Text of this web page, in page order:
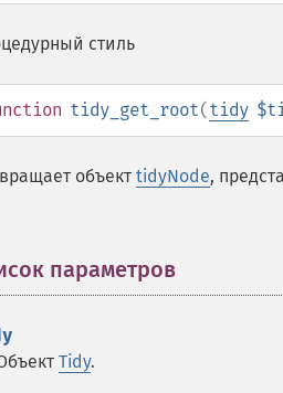
стиль
tidy_get_root(tidy
объект tidyNode,
параметров
Tidy.